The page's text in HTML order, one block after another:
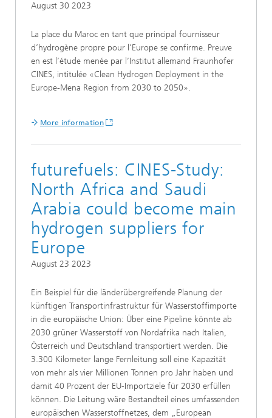
August 30 2023
La place du Maroc en tant que principal fournisseur
d’hydrogène propre pour l’Europe se confirme. Preuve
en est l’étude menée par l’Institut allemand Fraunhofer
CINES, intitulée «Clean Hydrogen Deployment in the
Europe-Mena Region from 2030 to 2050».
More information
futurefuels: CINES-Study:
North Africa and Saudi
Arabia could become main
hydrogen suppliers for
Europe
August 23 2023
Ein Beispiel für die länderübergreifende Planung der
künftigen Transportinfrastruktur für Wasserstoffimporte
in die europäische Union: Über eine Pipeline könnte ab
2030 grüner Wasserstoff von Nordafrika nach Italien,
Österreich und Deutschland transportiert werden. Die
3.300 Kilometer lange Fernleitung soll eine Kapazität
von mehr als vier Millionen Tonnen pro Jahr haben und
damit 40 Prozent der EU-Importziele für 2030 erfüllen
können. Die Leitung wäre Bestandteil eines umfassenden
europäischen Wasserstoffnetzes, dem „European